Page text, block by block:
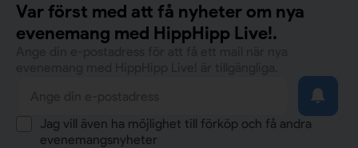
Var först med att få nyheter om nya
evenemang med HippHipp Live!.
Jag vill även ha möjlighet till förköp och få andra
evenemangsnyheter